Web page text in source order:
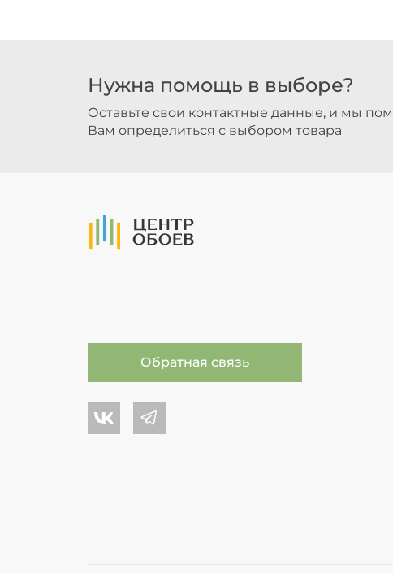
Нужна помощь в выборе?
Оставьте свои контактные данные, и мы
Вам определиться с выбором товара
На Главную
Обратная связь
Центр обоев во Вконтакте
Центр обоев в Телеграме